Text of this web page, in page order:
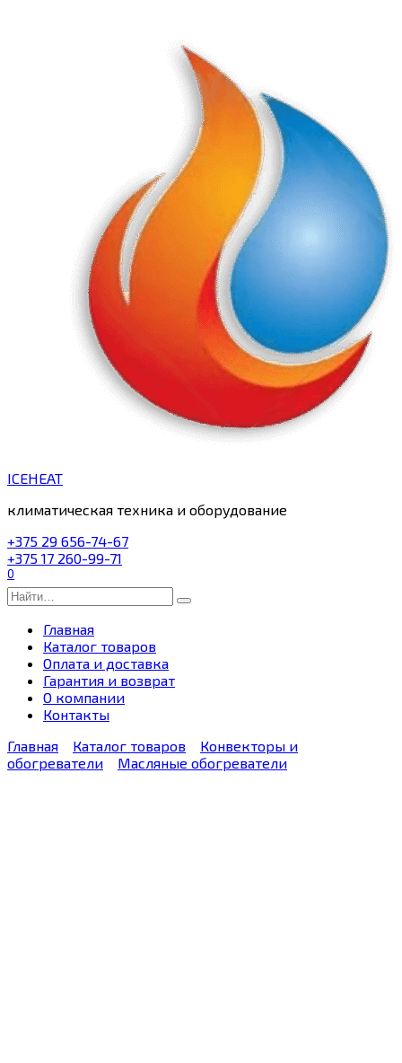
ICEHEAT
климатическая техника и оборудование
+375 29 656-74-67
+375 17 260-99-71
0
Search
for:
Главная
Каталог товаров
Оплата и доставка
Гарантия и возврат
О компании
Контакты
Главная
Каталог товаров
Конвекторы и
обогреватели
Масляные обогреватели